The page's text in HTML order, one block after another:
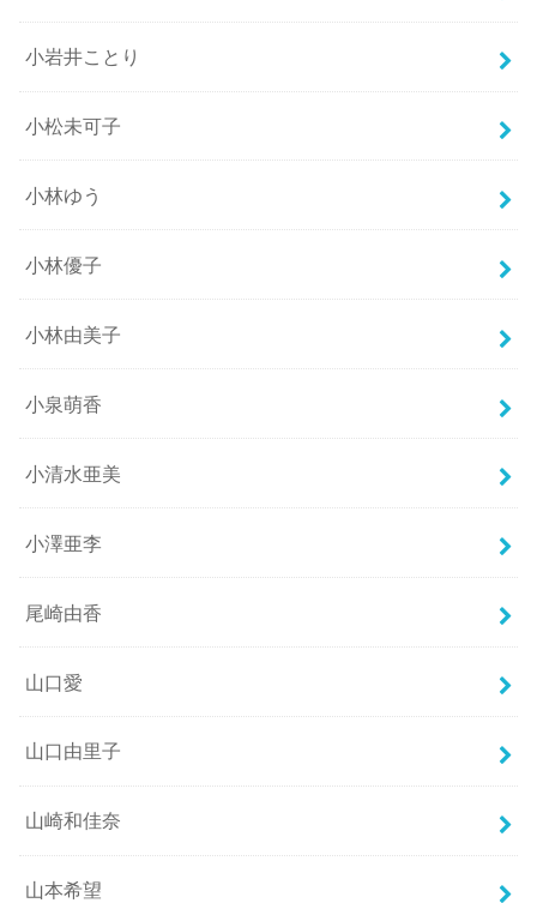
小岩井ことり
小松未可子
小林ゆう
小林優子
小林由美子
小泉萌香
小清水亜美
小澤亜李
尾崎由香
山口愛
山口由里子
山崎和佳奈
山本希望